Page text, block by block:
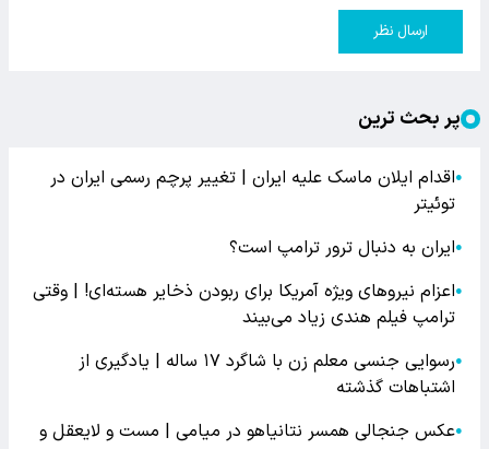
ارسال نظر
پر بحث ترین
●اقدام ایلان ماسک علیه ایران | تغییر پرچم رسمی ایران در
توئیتر
●ایران به دنبال ترور ترامپ است؟
●اعزام نیروهای ویژه آمریکا برای ربودن ذخایر هسته‌ای! | وقتی
ترامپ فیلم هندی زیاد می‌بیند
●
رسوایی جنسی معلم زن با شاگرد ۱۷ ساله | یادگیری از
اشتباهات گذشته
●عکس جنجالی همسر نتانیاهو در میامی | مست و لایعقل و